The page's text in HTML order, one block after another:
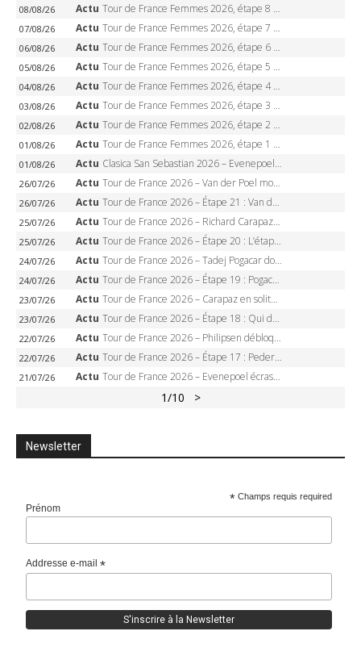
08/08/26 Actu Tour de France Femmes 2026, étape 8 – Demi Vollering gagne à Nice, reprend le jaune, Niewiadoma à 8 secondes
07/08/26 Actu Tour de France Femmes 2026, étape 7 – Kasia Niewiadoma gagne le Ventoux, maillot jaune, Reusser et Vollering piégées
06/08/26 Actu Tour de France Femmes 2026, étape 6 – Kim Le Court-Pienaar gagne à Tournon, Reusser en jaune
05/08/26 Actu Tour de France Femmes 2026, étape 5 – Demi Vollering gagne à Belleville, Reusser en jaune, Ferrand-Prévot coule
04/08/26 Actu Tour de France Femmes 2026, étape 4 – Marlen Reusser écrase le chrono, Ferrand-Prévot en crise
03/08/26 Actu Tour de France Femmes 2026, étape 3 – Sigrid Haugset en solitaire, 88 km d’échappée, maillot jaune
02/08/26 Actu Tour de France Femmes 2026, étape 2 – Lorena Wiebes doublé à Genève, Markus héroïque, 7e record
01/08/26 Actu Tour de France Femmes 2026, étape 1 – Lorena Wiebes intouchable à Lausanne, premier maillot jaune
01/08/26 Actu Clasica San Sebastian 2026 – Evenepoel recordman, 4e victoire, Carapaz battu au sprint
26/07/26 Actu Tour de France 2026 – Van der Poel monumental à Paris, Pogacar égale le record des cinq sacres
26/07/26 Actu Tour de France 2026 – Étape 21 : Van der Poel, Pogacar, qui succédera à Wout van Aert sur les Champs-Elysées ?
25/07/26 Actu Tour de France 2026 – Richard Carapaz roi des Alpes, doublé et maillot à pois, Seixas perd le podium
25/07/26 Actu Tour de France 2026 – Étape 20 : L’étape reine, Galibier, Sarenne, Alpe d’Huez, qui succédera à Pogacar ?
24/07/26 Actu Tour de France 2026 – Tadej Pogacar dompte l’Alpe d’Huez, 5e victoire, record de Pantani pulvérisé
24/07/26 Actu Tour de France 2026 – Étape 19 : Pogacar peut-il enfin dompter l’Alpe d’Huez ?
23/07/26 Actu Tour de France 2026 – Carapaz en solitaire à Orcières-Merlette, Paret-Peintre à un point du maillot à pois
23/07/26 Actu Tour de France 2026 – Étape 18 : Qui domptera Orcières-Merlette, première marche vers l’Alpe d’Huez ?
22/07/26 Actu Tour de France 2026 – Philipsen débloque son compteur à Voiron, Pedersen en danger pour le maillot vert
22/07/26 Actu Tour de France 2026 – Étape 17 : Pedersen peut-il verrouiller le maillot vert à Voiron ?
21/07/26 Actu Tour de France 2026 – Evenepoel écrase le chrono d’Évian, Seixas 4e, Lipowitz abandonne
1/10 >
Newsletter
* Champs requis required
Prénom
Addresse e-mail*